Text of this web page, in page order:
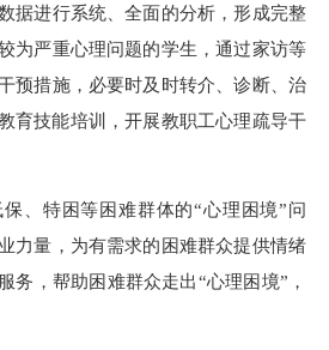
据进行系统、全面的分析，形成完整
为严重心理问题的学生，通过家访等
预措施，必要时及时转介、诊断、治
育技能培训，开展教职工心理疏导干
特困等困难群体的“心理困境”问
力量，为有需求的困难群众提供情绪
务，帮助困难群众走出“心理困境”，